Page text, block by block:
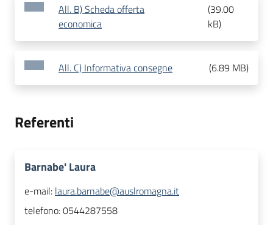
All. B) Scheda offerta
economica
(39.00
kB)
All. C) Informativa consegne (6.89 MB)
Referenti
Barnabe' Laura
e-mail: laura.barnabe@auslromagna.it
telefono:0544287558